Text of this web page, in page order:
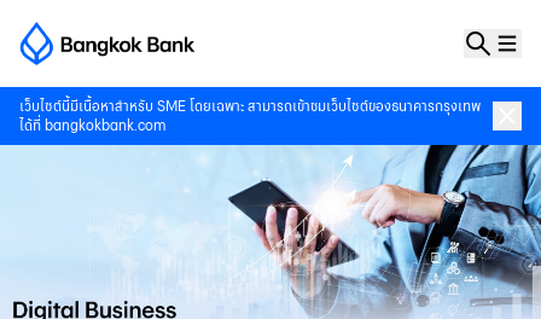
เว็บไซต์นี้มีเนื้อหาสำหรับ SME โดยเฉพาะ สามารถเข้าชมเว็บไซต์ของธนาคารกรุงเทพ
ได้ที่ bangkokbank.com